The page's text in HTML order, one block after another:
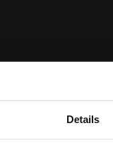
Details
excl. BTW